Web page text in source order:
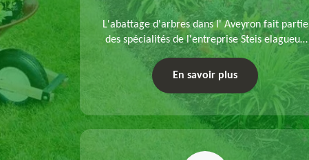
de
que d'un
L'abattage d'arbres dans l' Aveyron fait partie
des spécialités de l'entreprise Steis elagueur.
Nous réalisons un abattage direct ou par
démontage, tenant compte des particularités
du site et des végétaux.
En savoir plus